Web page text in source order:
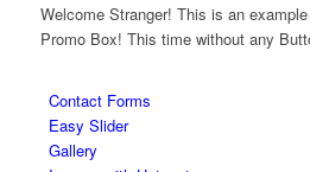
Welcome Stranger! This is an
Promo Box! This time without any
Contact Forms
Easy Slider
Gallery